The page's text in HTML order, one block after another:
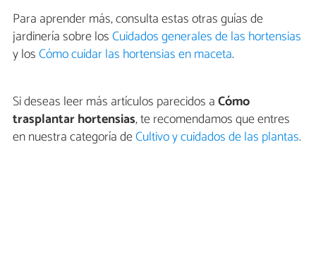
Para aprender más, consulta estas otras guías de
jardinería sobre losCuidados generales de las hortensias
y losCómo cuidar las hortensias en maceta.
Si deseas leer más artículos parecidos aCómo
trasplantar hortensias, te recomendamos que entres
en nuestra categoría deCultivo y cuidados de las plantas.